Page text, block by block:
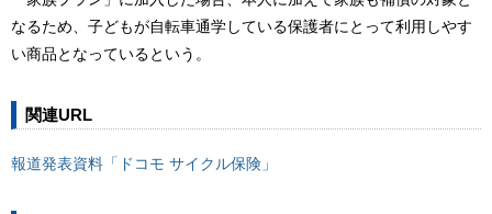
なるため、子どもが自転車通学している保護者にとって利用しやす
い商品となっているという。
関連URL
報道発表資料「ドコモ サイクル保険」